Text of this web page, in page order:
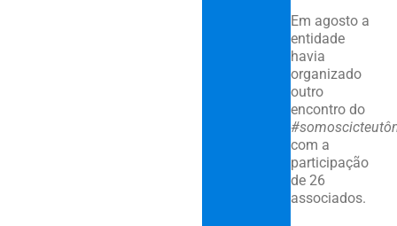
Em agosto a
entidade
havia
organizado
outro
encontro do
com a
participação
de 26
associados.